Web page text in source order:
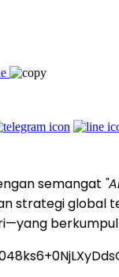
semangat
strategi global